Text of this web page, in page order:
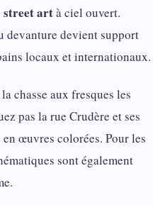
street artà ciel ouvert.
devanture devient support
locaux et internationaux.
chasse aux fresques les
pas la rue Crudère et ses
œuvres colorées. Pour les
sont également